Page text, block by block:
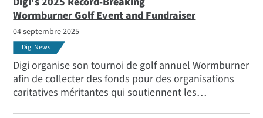
Wormburner Golf Event and Fundraiser
04 septembre 2025
Digi News
Digi organise son tournoi de golf annuel Wormburner
afin de collecter des fonds pour des organisations
caritatives méritantes qui soutiennent les